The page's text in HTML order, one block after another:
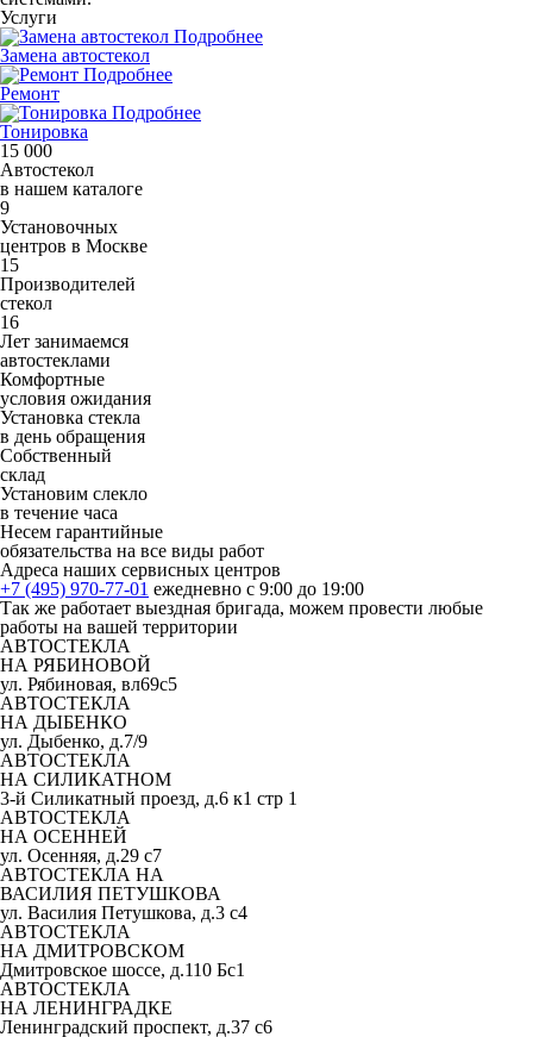
Услуги
Подробнее
Замена автостекол
Подробнее
Ремонт
Подробнее
Тонировка
15 000
Автостекол
в нашем каталоге
9
Установочных
центров в Москве
15
Производителей
стекол
16
Лет занимаемся
автостеклами
Комфортные
условия ожидания
Установка стекла
в день обращения
Собственный
склад
Установим слекло
в течение часа
Несем гарантийные
обязательства на все виды работ
Адреса наших сервисных центров
+7 (495) 970-77-01 ежедневно с 9:00 до 19:00
Так же работает выездная бригада, можем провести любые
работы на вашей территории
АВТОСТЕКЛА
НА РЯБИНОВОЙ
ул. Рябиновая, вл69с5
АВТОСТЕКЛА
НА ДЫБЕНКО
ул. Дыбенко, д.7/9
АВТОСТЕКЛА
НА СИЛИКАТНОМ
3-й Силикатный проезд, д.6 к1 стр 1
АВТОСТЕКЛА
НА ОСЕННЕЙ
ул. Осенняя, д.29 с7
АВТОСТЕКЛА НА
ВАСИЛИЯ ПЕТУШКОВА
ул. Василия Петушкова, д.3 с4
АВТОСТЕКЛА
НА ДМИТРОВСКОМ
Дмитровское шоссе, д.110 Бс1
АВТОСТЕКЛА
НА ЛЕНИНГРАДКЕ
Ленинградский проспект, д.37 c6